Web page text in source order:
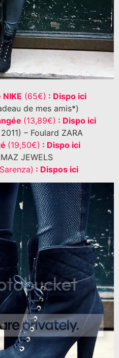
(65€) : Dispo ici
de mes amis*)
(13,89€) : Dispo ici
– Foulard ZARA
(19,50€) : Dispo ici
JEWELS
arenza) : Dispos ici